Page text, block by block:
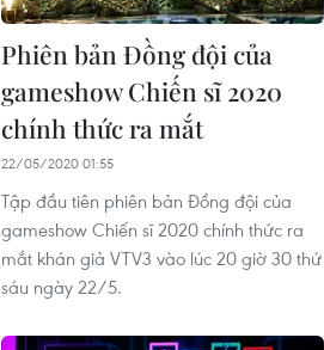
Phiên bản Đồng đội của
gameshow Chiến sĩ 2020
chính thức ra mắt
22/05/2020 01:55
Tập đầu tiên phiên bản Đồng đội của
gameshow Chiến sĩ 2020 chính thức ra
mắt khán giả VTV3 vào lúc 20 giờ 30 thứ
sáu ngày 22/5.